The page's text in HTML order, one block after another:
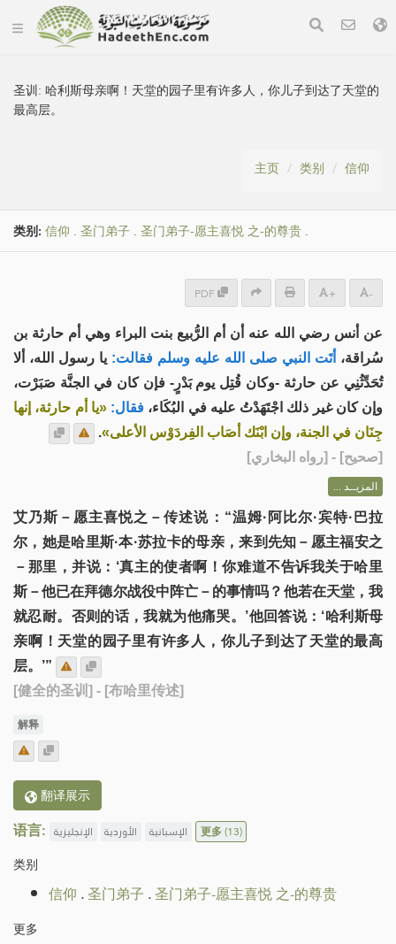
圣训:哈利斯母亲啊！天堂的园子里有许多人，你儿子到达了天堂的
最高层。
主页 类别 信仰
类别: 信仰 . 圣门弟子 . 圣门弟子-愿主喜悦 之-的尊贵 .
PDF + -
عن أنس رضي الله عنه أن أم الرُّبيع بنت البراء وهي أم حارثة بن
سُراقة، أتَت النبي صلى الله عليه وسلم فقالت: يا رسول الله، ألا
تُحَدِّثُنِي عن حارثة -وكان قُتِل يوم بَدْرٍ- فإن كان في الجنَّة صَبَرْت،
وإن كان غير ذلك اجْتَهَدْتُ عليه في البُكَاء، فقال: «يا أم حارثة، إنها
جِنَان في الجنة، وإن ابْنَك أصَاب الفِردَوْس الأعلى».
[صحيح] - [رواه البخاري]
المزيــد ...
艾乃斯－愿主喜悦之－传述说：“温姆·阿比尔·宾特·巴拉
尔，她是哈里斯·本·苏拉卡的母亲，来到先知－愿主福安之
－那里，并说：‘真主的使者啊！你难道不告诉我关于哈里
斯－他已在拜德尔战役中阵亡－的事情吗？他若在天堂，我
就忍耐。否则的话，我就为他痛哭。’他回答说：‘哈利斯母
亲啊！天堂的园子里有许多人，你儿子到达了天堂的最高
层。’”
[健全的圣训] - [布哈里传述]
解释
翻译展示
语言: الإنجليزية الأوردية الإسبانية 更多(13)
类别
信仰 .圣门弟子 .圣门弟子-愿主喜悦 之-的尊贵
更多